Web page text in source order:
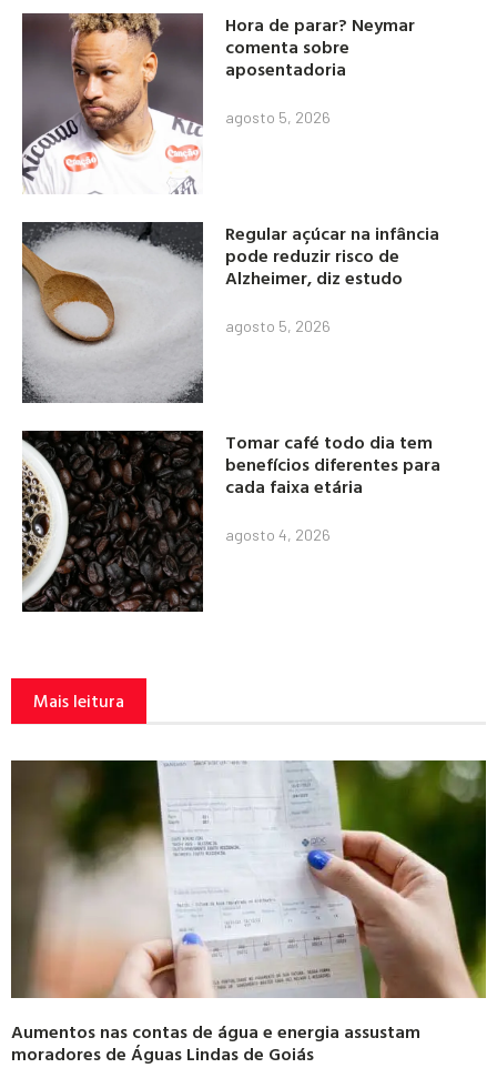
Hora de parar? Neymar
comenta sobre
aposentadoria
agosto 5, 2026
Regular açúcar na infância
pode reduzir risco de
Alzheimer, diz estudo
agosto 5, 2026
Tomar café todo dia tem
benefícios diferentes para
cada faixa etária
agosto 4, 2026
Mais leitura
Aumentos nas contas de água e energia assustam
moradores de Águas Lindas de Goiás